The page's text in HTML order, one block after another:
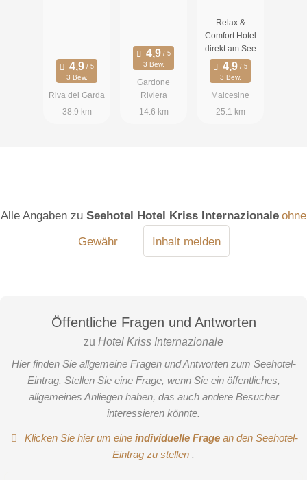
3 Bew.
Riva del Garda
38.9 km
3 Bew.
Gardone
Riviera
14.6 km
Relax &
Comfort Hotel
direkt am See
3 Bew.
Malcesine
25.1 km
Alle Angaben zu Seehotel Hotel Kriss Internazionale ohne
Gewähr
Inhalt melden
Öffentliche Fragen und Antworten
zu Hotel Kriss Internazionale
Hier finden Sie allgemeine Fragen und Antworten zum Seehotel-
Eintrag. Stellen Sie eine Frage, wenn Sie ein öffentliches,
allgemeines Anliegen haben, das auch andere Besucher
interessieren könnte.
Klicken Sie hier um eineindividuelle Frage an den Seehotel-
Eintrag zu stellen .